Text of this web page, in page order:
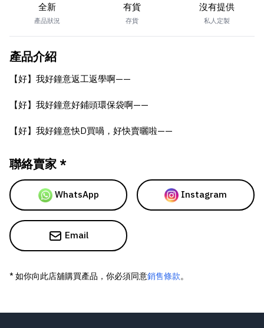
全新
產品狀況
有貨
存貨
沒有提供
私人定製
產品介紹
【好】我好鐘意返工返學啊——
【好】我好鐘意好鋪頭環保袋啊——
【好】我好鐘意快D買喎，好快賣曬啦——
聯絡賣家 *
WhatsApp Instagram
Email
* 如你向此店舖購買產品，你必須同意銷售條款。